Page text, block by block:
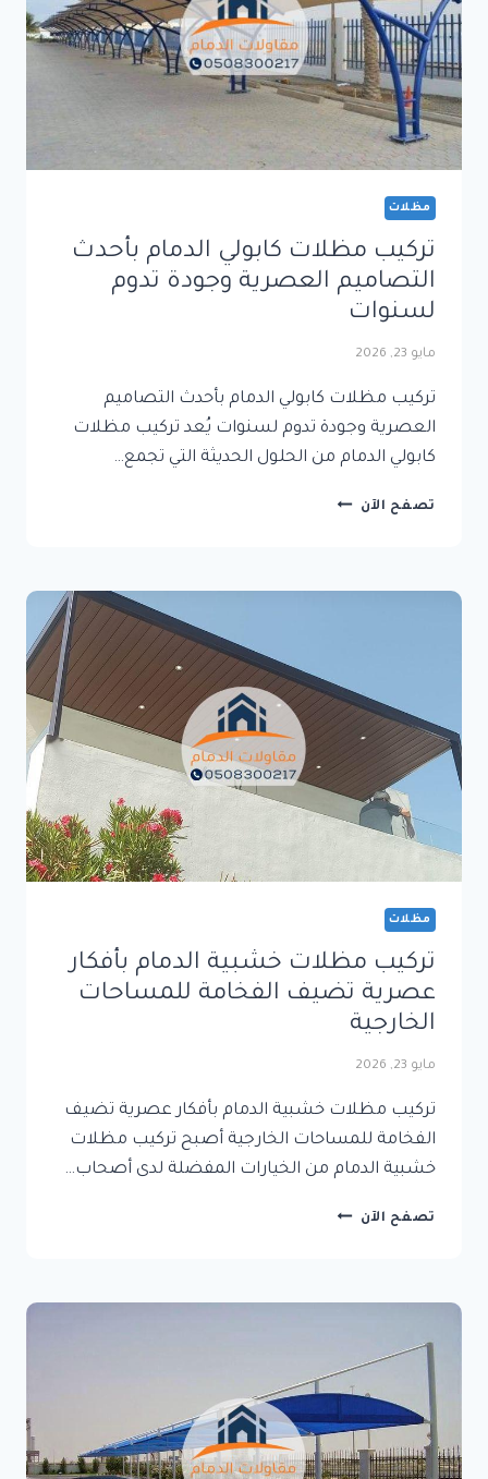
مظلات
تركيب مظلات كابولي الدمام بأحدث
التصاميم العصرية وجودة تدوم
لسنوات
مايو 23, 2026
تركيب مظلات كابولي الدمام بأحدث التصاميم
العصرية وجودة تدوم لسنوات يُعد تركيب مظلات
كابولي الدمام من الحلول الحديثة التي تجمع…
تصفح الآن تركيب
بأحدث
تدوم
لسنوات
مظلات
تركيب مظلات خشبية الدمام بأفكار
عصرية تضيف الفخامة للمساحات
الخارجية
مايو 23, 2026
تركيب مظلات خشبية الدمام بأفكار عصرية تضيف
الفخامة للمساحات الخارجية أصبح تركيب مظلات
خشبية الدمام من الخيارات المفضلة لدى أصحاب…
تصفح الآن تركيب
بأفكار
الفخامة
للمساحات
الخارجية